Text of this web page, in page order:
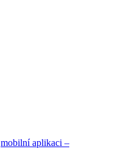
mobilní aplikaci –